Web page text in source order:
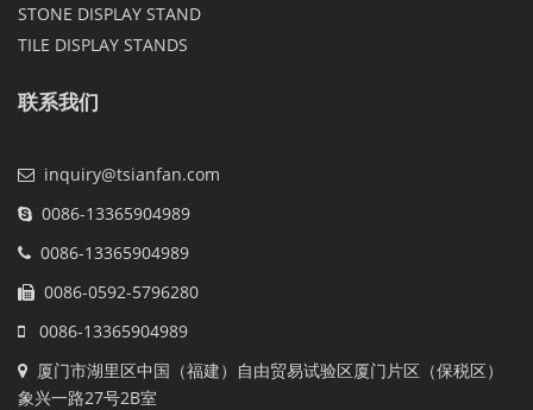
STONE DISPLAY STAND
TILE DISPLAY STANDS
联系我们
inquiry@tsianfan.com
0086-13365904989
0086-13365904989
0086-0592-5796280
0086-13365904989
厦门市湖里区中国（福建）自由贸易试验区厦门片区（保税区）
象兴一路27号2B室